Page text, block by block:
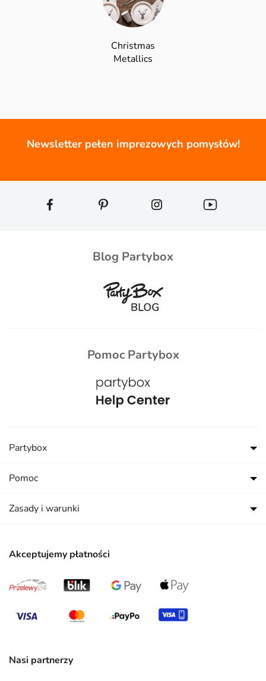
Christmas
Metallics
Newsletter pełen imprezowych pomysłów!
Blog Partybox
Pomoc Partybox
Akceptujemy płatności
Nasi partnerzy
Partybox
Pomoc
Zasady i warunki